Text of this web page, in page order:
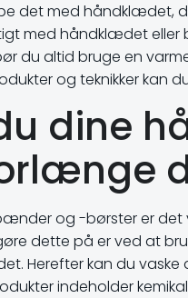
det med håndklædet,
med håndklædet eller
du altid bruge en
og teknikker kan
dine
og -børster er det
dette på er ved at
Herefter kan du
indeholder